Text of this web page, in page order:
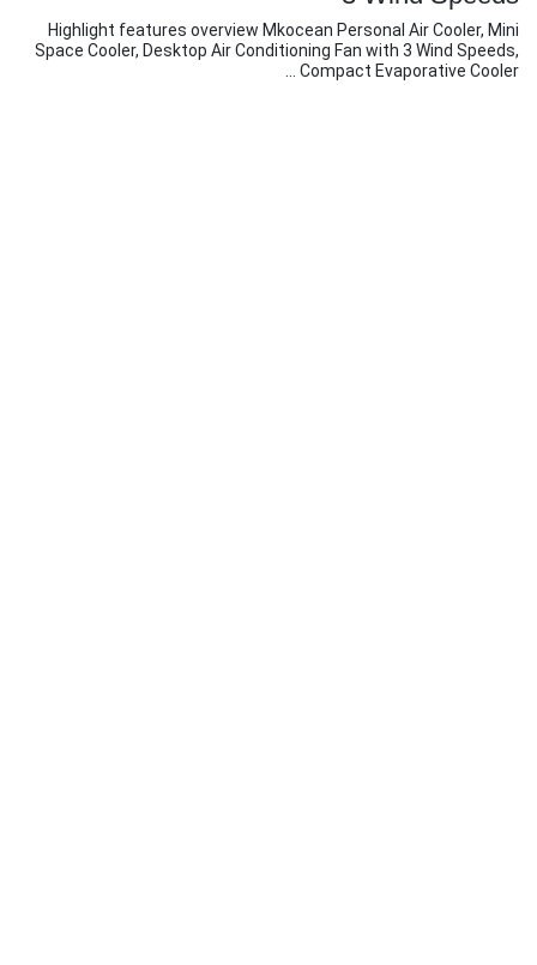
Highlight features overview Mkocean Personal Air Cooler, Mini
Space Cooler, Desktop Air Conditioning Fan with 3 Wind Speeds,
Compact Evaporative Cooler ...